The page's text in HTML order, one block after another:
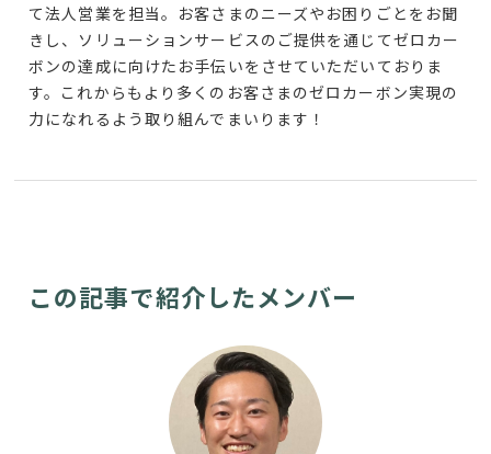
て法人営業を担当。お客さまのニーズやお困りごとをお聞
きし、ソリューションサービスのご提供を通じてゼロカー
ボンの達成に向けたお手伝いをさせていただいておりま
す。これからもより多くのお客さまのゼロカーボン実現の
力になれるよう取り組んでまいります！
この記事で紹介したメンバー